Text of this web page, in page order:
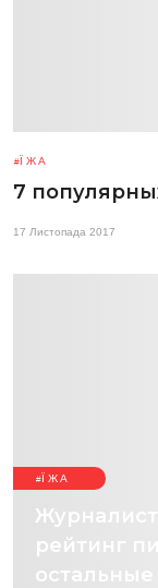
ЇЖА
7
17 Листопада 2017
ЇЖА
рейтинг
остальные